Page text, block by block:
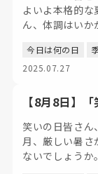
よいよ本格的
ん、体調はいか
今日は何の日
2025.07.27
【8月8日】
笑いの日皆さ
月、厳しい暑
ないでしょうか